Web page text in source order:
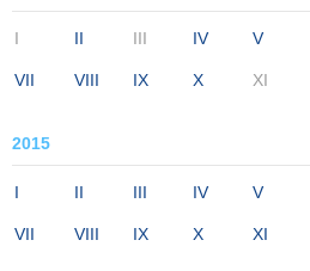
I II III IV V
VII VIII IX X XI
2015
I II III IV V
VII VIII IX X XI